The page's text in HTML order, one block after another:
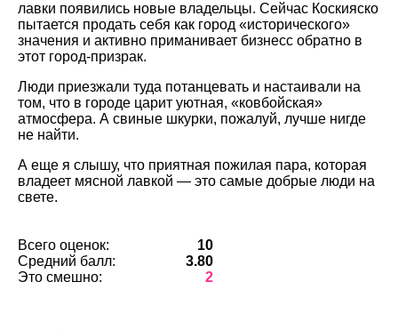
лавки появились новые владельцы. Сейчас Коскияско
пытается продать себя как город «исторического»
значения и активно приманивает бизнесс обратно в
этот город-призрак.
Люди приезжали туда потанцевать и настаивали на
том, что в городе царит уютная, «ковбойская»
атмосфера. А свиные шкурки, пожалуй, лучше нигде
не найти.
А еще я слышу, что приятная пожилая пара, которая
владеет мясной лавкой — это самые добрые люди на
свете.
Всего оценок:
10
Средний балл:
3.80
Это смешно:
2